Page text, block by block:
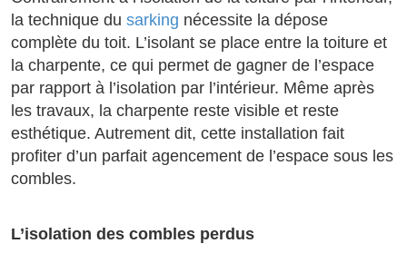
la technique du sarking nécessite la dépose
complète du toit. L’isolant se place entre la toiture et
la charpente, ce qui permet de gagner de l’espace
par rapport à l’isolation par l’intérieur. Même après
les travaux, la charpente reste visible et reste
esthétique. Autrement dit, cette installation fait
profiter d’un parfait agencement de l’espace sous les
combles.
L’isolation des combles perdus